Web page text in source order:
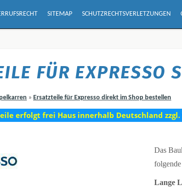
SITEMAP SCHUTZRECHTSVERLETZUNGEN
FÜR EXPRESSO
» Ersatzteile für Expresso direkt im Shop bestellen
erfolgt frei Haus innerhalb Deutschland zzgl.
Das
Lange